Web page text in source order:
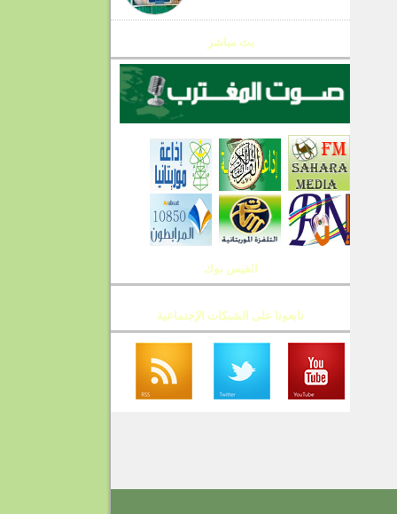
بث مباشر
الفيس بوك
تابعونا على الشبكات الإجتماعية